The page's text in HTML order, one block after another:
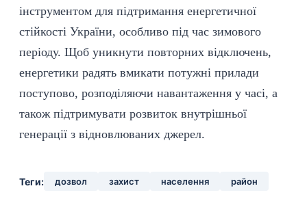
інструментом для підтримання енергетичної
стійкості України, особливо під час зимового
періоду. Щоб уникнути повторних відключень,
енергетики радять вмикати потужні прилади
поступово, розподіляючи навантаження у часі, а
також підтримувати розвиток внутрішньої
генерації з відновлюваних джерел.
Теги: дозвол захист населення район